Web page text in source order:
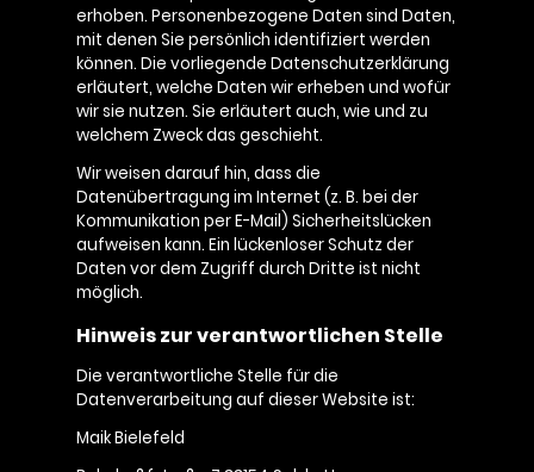
erhoben. Personenbezogene Daten sind Daten,
mit denen Sie persönlich identifiziert werden
können. Die vorliegende Datenschutzerklärung
erläutert, welche Daten wir erheben und wofür
wir sie nutzen. Sie erläutert auch, wie und zu
welchem Zweck das geschieht.
Wir weisen darauf hin, dass die
Datenübertragung im Internet (z. B. bei der
Kommunikation per E-Mail) Sicherheitslücken
aufweisen kann. Ein lückenloser Schutz der
Daten vor dem Zugriff durch Dritte ist nicht
möglich.
Hinweis zur verantwortlichen Stelle
Die verantwortliche Stelle für die
Datenverarbeitung auf dieser Website ist:
Maik Bielefeld